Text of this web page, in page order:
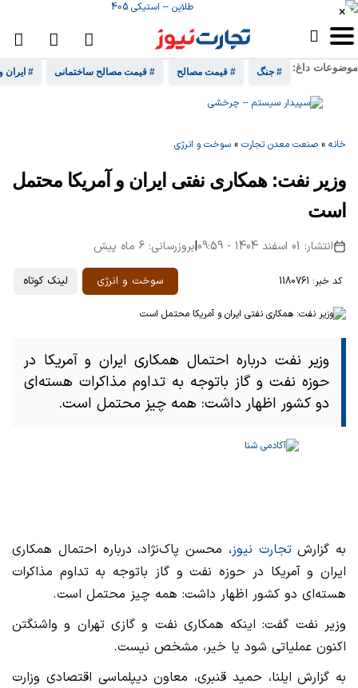
موضوعات داغ: # جنگ # قیمت مصالح # قیمت مصالح ساختمانی # ایران
×
خانه » صنعت معدن تجارت » سوخت و انرژی
وزیر نفت: همکاری نفتی ایران و آمریکا محتمل
است
انتشار: 01 اسفند 1404 - 09:59 |بروزرسانی: 6 ماه پیش
کد خبر: 1180761 سوخت و انرژی لینک کوتاه
وزیر نفت درباره احتمال همکاری ایران و آمریکا در
حوزه نفت و گاز باتوجه به تداوم مذاکرات هسته‌ای
دو کشور اظهار داشت: همه چیز محتمل است.
به گزارشتجارت نیوز، محسن پاک‌نژاد، درباره احتمال همکاری
ایران و آمریکا در حوزه نفت و گاز باتوجه به تداوم مذاکرات
هسته‌ای دو کشور اظهار داشت: همه چیز محتمل است.
وزیر نفت گفت: اینکه همکاری نفت و گازی تهران و واشنگتن
اکنون عملیاتی شود یا خیر، مشخص نیست.
به گزارش ایلنا، حمید قنبری، معاون دیپلماسی اقتصادی وزارت